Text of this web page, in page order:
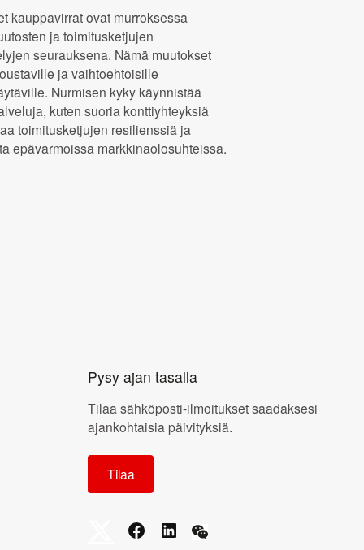
kauppavirrat ovat murroksessa
ja toimitusketjujen
seurauksena. Nämä muutokset
ja vaihtoehtoisille
Nurmisen kyky käynnistää
kuten suoria konttiyhteyksiä
toimitusketjujen resilienssiä ja
epävarmoissa markkinaolosuhteissa.
Pysy ajan tasalla
Tilaa sähköposti-ilmoitukset saadaksesi
ajankohtaisia päivityksiä.
Tilaa